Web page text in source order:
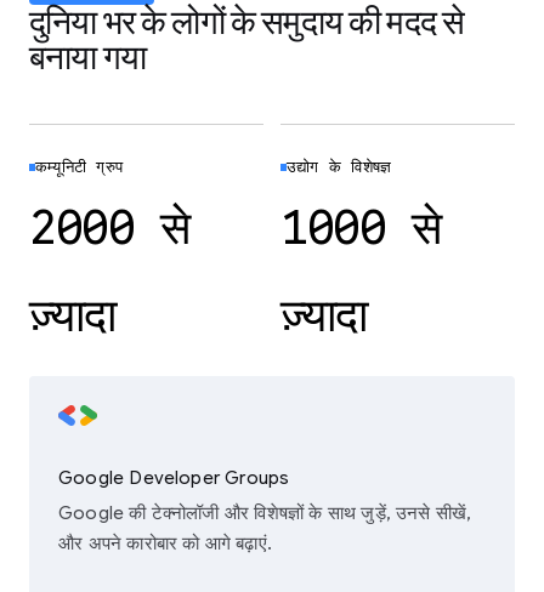
दुनिया भर के लोगों के समुदाय की मदद से
बनाया गया
कम्यूनिटी ग्रुप
2000 से
ज़्यादा
उद्योग के विशेषज्ञ
1000 से
ज़्यादा
Google Developer Groups
Google की टेक्नोलॉजी और विशेषज्ञों के साथ जुड़ें, उनसे सीखें,
और अपने कारोबार को आगे बढ़ाएं.